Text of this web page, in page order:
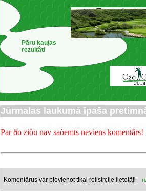
Pāru kaujas
rezultâti
Jūrmalas laukumā īpaša
Par ðo ziòu nav saòemts neviens komentârs!
Komentârus var pievienot tikai reìistrçtie lietotâji